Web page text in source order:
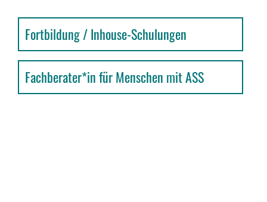
Fortbildung / Inhouse-Schulungen
Fachberater*in für Menschen mit ASS